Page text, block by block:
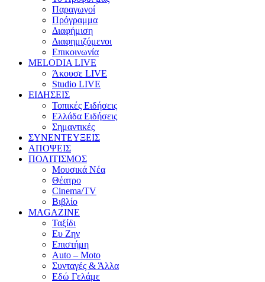
Παραγωγοί
Πρόγραμμα
Διαφήμιση
Διαφημιζόμενοι
Επικοινωνία
MELODIA LIVE
Άκουσε LIVE
Studio LIVE
ΕΙΔΗΣΕΙΣ
Τοπικές Ειδήσεις
Ελλάδα Ειδήσεις
Σημαντικές
ΣΥΝΕΝΤΕΥΞΕΙΣ
ΑΠΟΨΕΙΣ
ΠΟΛΙΤΙΣΜΟΣ
Μουσικά Νέα
Θέατρο
Cinema/TV
Βιβλίο
MAGAZINE
Ταξίδι
Ευ Ζην
Επιστήμη
Auto – Moto
Συνταγές & Άλλα
Εδώ Γελάμε